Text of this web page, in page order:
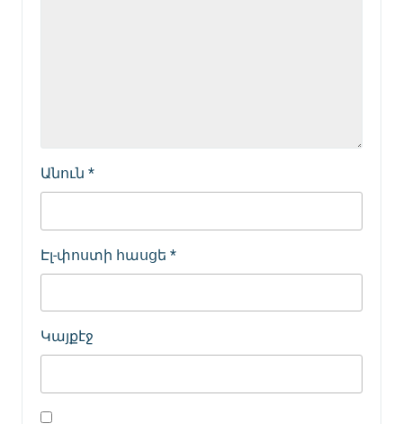
Անուն *
Էլ-փոստի հասցե *
Կայքէջ